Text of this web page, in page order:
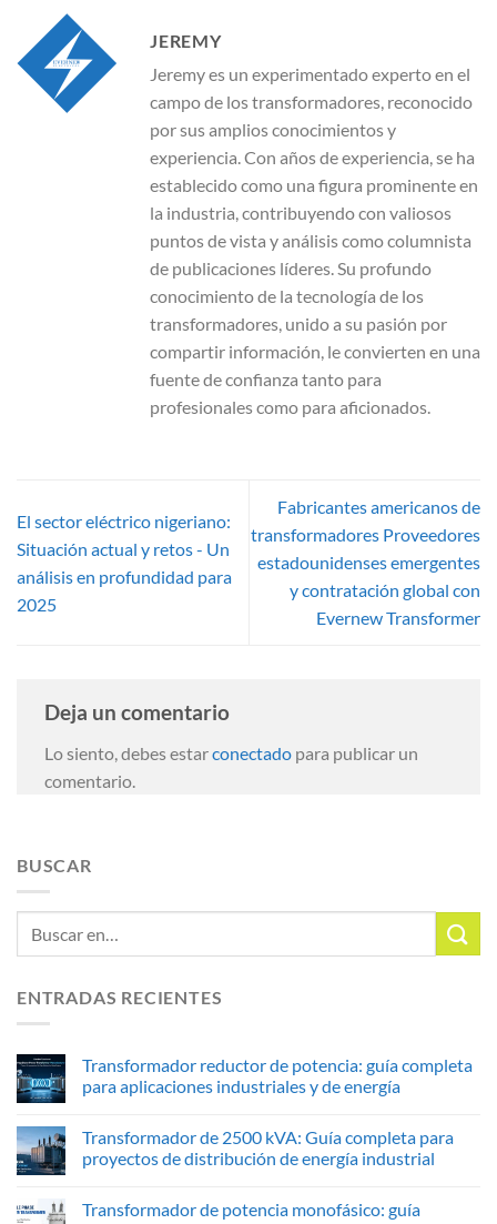
JEREMY
Jeremy es un experimentado experto en el
campo de los transformadores, reconocido
por sus amplios conocimientos y
experiencia. Con años de experiencia, se ha
establecido como una figura prominente en
la industria, contribuyendo con valiosos
puntos de vista y análisis como columnista
de publicaciones líderes. Su profundo
conocimiento de la tecnología de los
transformadores, unido a su pasión por
compartir información, le convierten en una
fuente de confianza tanto para
profesionales como para aficionados.
El sector eléctrico nigeriano:
Situación actual y retos - Un
análisis en profundidad para
2025
Fabricantes americanos de
transformadores Proveedores
estadounidenses emergentes
y contratación global con
Evernew Transformer
Deja un comentario
Lo siento, debes estarconectado para publicar un
comentario.
BUSCAR
ENTRADAS RECIENTES
Transformador reductor de potencia: guía completa
para aplicaciones industriales y de energía
Transformador de 2500 kVA: Guía completa para
proyectos de distribución de energía industrial
Transformador de potencia monofásico: guía